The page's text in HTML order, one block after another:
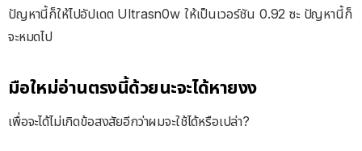
ปัญหานี้ก็ให้ไปอัปเดต Ultrasn0w ให้เป็นเวอร์ชัน 0.92 ซะ ปัญหานี้ก็
จะหมดไป
มือใหม่อ่านตรงนี้ด้วยนะจะได้หายงง
เพื่อจะได้ไม่เกิดข้อสงสัยอีกว่าผมจะใช้ได้หรือเปล่า?